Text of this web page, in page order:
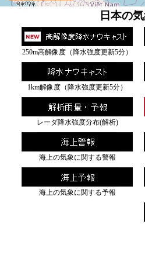
日本の
250m高解像度（降水強度更新5分）
1km解像度（降水強度更新5分）
レーダ降水強度分布(解析)
海上の気象に関する警報
海上の気象に関する予報